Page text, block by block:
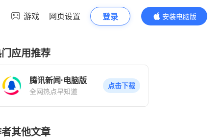
游戏 网页设置 登录
安装电脑版
内容更精彩
应用推荐
腾讯新闻·电脑版
全网热点早知道
点击下载
其他文章